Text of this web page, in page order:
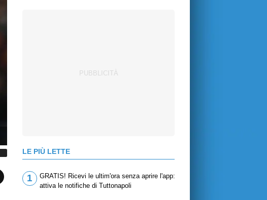
LE PIÙ LETTE
1
GRATIS! Ricevi le ultim'ora senza aprire l'app:
attiva le notifiche di Tuttonapoli